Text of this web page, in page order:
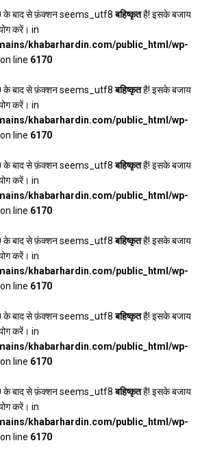
के बाद से फ़ंक्शन seems_utf8बहिष्कृतहै! इसके बजाय
करें। in
khabarhardin.com/public_html/wp-
on line 6170
के बाद से फ़ंक्शन seems_utf8बहिष्कृतहै! इसके बजाय
करें। in
khabarhardin.com/public_html/wp-
on line 6170
के बाद से फ़ंक्शन seems_utf8बहिष्कृतहै! इसके बजाय
करें। in
khabarhardin.com/public_html/wp-
on line 6170
के बाद से फ़ंक्शन seems_utf8बहिष्कृतहै! इसके बजाय
करें। in
khabarhardin.com/public_html/wp-
on line 6170
के बाद से फ़ंक्शन seems_utf8बहिष्कृतहै! इसके बजाय
करें। in
khabarhardin.com/public_html/wp-
on line 6170
के बाद से फ़ंक्शन seems_utf8बहिष्कृतहै! इसके बजाय
करें। in
khabarhardin.com/public_html/wp-
on line 6170